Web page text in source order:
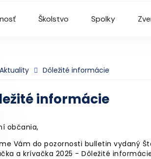
Školstvo Spolky
Aktuality Dôležité informácie
informácie
občania,
Vám do pozornosti bulletin vydaný
a krívačka 2025 - Dôležité